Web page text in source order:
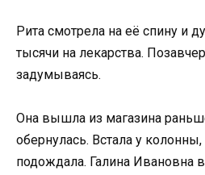
Рита смотрела на её спину и
тысячи на лекарства.
задумываясь.
Она вышла из магазина
обернулась. Встала у колонны,
подождала. Галина